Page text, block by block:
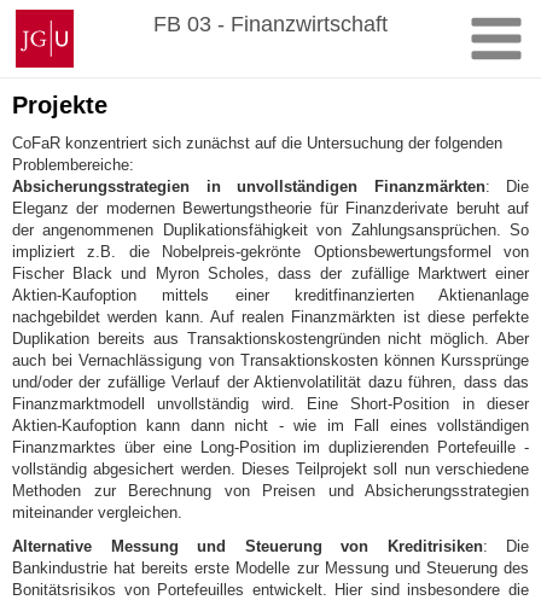
Zum
Inhalt
springen
Johannes
Gutenberg-
Universität
Mainz
FB 03 - Finanzwirtschaft
Projekte
CoFaR konzentriert sich zunächst auf die Untersuchung der folgenden
Problembereiche:
Absicherungsstrategien in unvollständigen Finanzmärkten: Die
Eleganz der modernen Bewertungstheorie für Finanzderivate beruht auf
der angenommenen Duplikationsfähigkeit von Zahlungsansprüchen. So
impliziert z.B. die Nobelpreis-gekrönte Optionsbewertungsformel von
Fischer Black und Myron Scholes, dass der zufällige Marktwert einer
Aktien-Kaufoption mittels einer kreditfinanzierten Aktienanlage
nachgebildet werden kann. Auf realen Finanzmärkten ist diese perfekte
Duplikation bereits aus Transaktionskostengründen nicht möglich. Aber
auch bei Vernachlässigung von Transaktionskosten können Kurssprünge
und/oder der zufällige Verlauf der Aktienvolatilität dazu führen, dass das
Finanzmarktmodell unvollständig wird. Eine Short-Position in dieser
Aktien-Kaufoption kann dann nicht - wie im Fall eines vollständigen
Finanzmarktes über eine Long-Position im duplizierenden Portefeuille -
vollständig abgesichert werden. Dieses Teilprojekt soll nun verschiedene
Methoden zur Berechnung von Preisen und Absicherungsstrategien
miteinander vergleichen.
Alternative Messung und Steuerung von Kreditrisiken: Die
Bankindustrie hat bereits erste Modelle zur Messung und Steuerung des
Bonitätsrisikos von Portefeuilles entwickelt. Hier sind insbesondere die